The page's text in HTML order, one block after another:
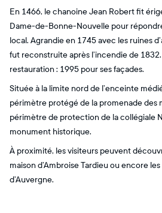
En 1466, le chanoine Jean Robert fit
Dame-de-Bonne-Nouvelle pour
local. Agrandie en 1745 avec les ruines
fut reconstruite après l’incendie de
restauration : 1995 pour ses façades.
Située à la limite nord de l’enceinte
périmètre protégé de la promenade des
périmètre de protection de la collégiale
monument historique.
À proximité, les visiteurs peuvent
maison d’Ambroise Tardieu ou encore
d’Auvergne.